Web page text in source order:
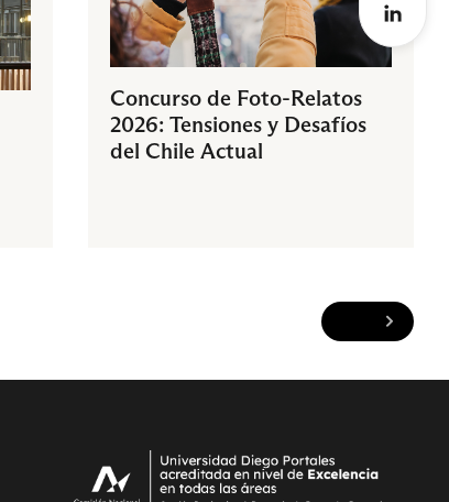
Concurso de Foto-Relatos
2026: Tensiones y Desafíos
del Chile Actual